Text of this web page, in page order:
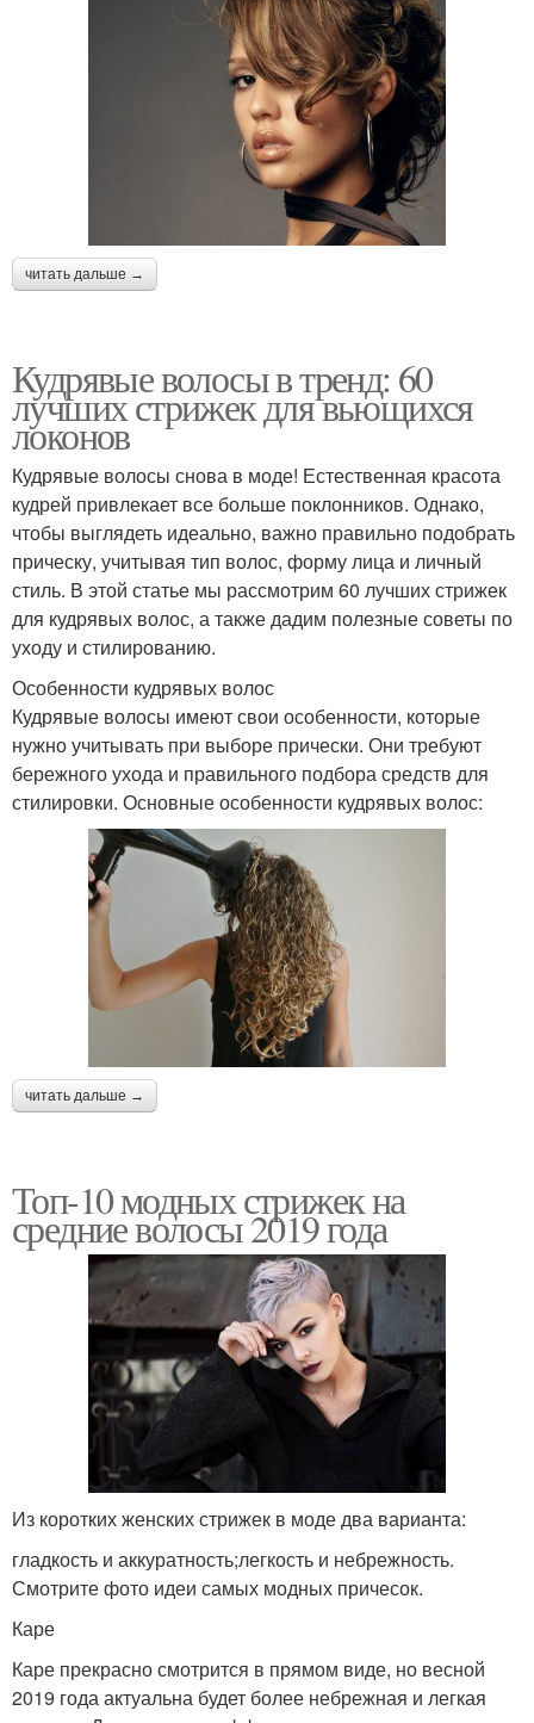
читать дальше →
Кудрявые волосы в тренд: 60
лучших стрижек для вьющихся
локонов
Кудрявые волосы снова в моде! Естественная красота
кудрей привлекает все больше поклонников. Однако,
чтобы выглядеть идеально, важно правильно подобрать
прическу, учитывая тип волос, форму лица и личный
стиль. В этой статье мы рассмотрим 60 лучших стрижек
для кудрявых волос, а также дадим полезные советы по
уходу и стилированию.
Особенности кудрявых волос
Кудрявые волосы имеют свои особенности, которые
нужно учитывать при выборе прически. Они требуют
бережного ухода и правильного подбора средств для
стилировки. Основные особенности кудрявых волос:
читать дальше →
Топ-10 модных стрижек на
средние волосы 2019 года
Из коротких женских стрижек в моде два варианта:
гладкость и аккуратность;легкость и небрежность.
Смотрите фото идеи самых модных причесок.
Каре
Каре прекрасно смотрится в прямом виде, но весной
2019 года актуальна будет более небрежная и легкая